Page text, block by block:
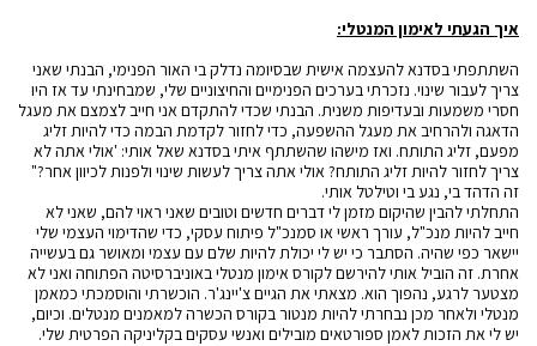
איך הגעתי לאימון המנטלי:
השתתפתי בסדנא להעצמה אישית שבסיומה נדלק בי האור הפנימי, הבנתי שאני
צריך לעבור שינוי. נזכרתי בערכים הפנימיים והחיצוניים שלי, שמבחינתי עד אז היו
חסרי משמעות ובעדיפות משנית. הבנתי שכדי להתקדם אני חייב לצמצם את מעגל
הדאגה ולהרחיב את מעגל ההשפעה, כדי לחזור לקדמת הבמה כדי להיות זליג
מפעם, זליג התותח. ואז מישהו שהשתתף איתי בסדנא שאל אותי: 'אולי אתה לא
צריך לחזור להיות זליג התותח? אולי אתה צריך לעשות שינוי ולפנות לכיוון אחר?"
זה הדהד בי, נגע בי וטילטל אותי.
התחלתי להבין שהיקום מזמן לי דברים חדשים וטובים שאני ראוי להם, שאני לא
חייב להיות מנכ"ל, עורך ראשי או סמנכ"ל פיתוח עסקי, כדי שהדימוי העצמי שלי
יישאר כפי שהיה. הסתבר כי יש לי יכולת להיות שלם עם עצמי ומאושר גם בעשייה
אחרת. זה הוביל אותי להירשם לקורס אימון מנטלי באוניברסיטה הפתוחה ואני לא
מצטער לרגע, נהפוך הוא. מצאתי את הגיים צ'יינג'ר. הוכשרתי והוסמכתי כמאמן
מנטלי ולאחר מכן נבחרתי להיות מנטור בקורס הכשרה למאמנים מנטלים. וכיום,
יש לי את הזכות לאמן ספורטאים מובילים ואנשי עסקים בקליניקה הפרטית שלי.